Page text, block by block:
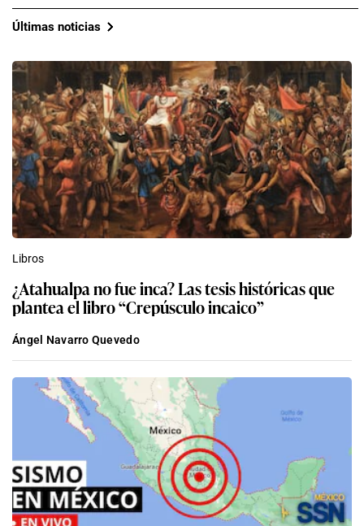
Últimas noticias
Libros
¿Atahualpa no fue inca? Las tesis históricas que
plantea el libro “Crepúsculo incaico”
Ángel Navarro Quevedo